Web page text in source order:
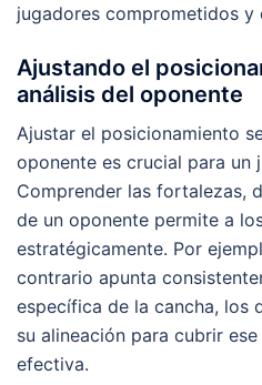
jugadores comprometidos y
Ajustando el
análisis del oponente
Ajustar el posicionamiento
oponente es crucial para un
Comprender las fortalezas,
de un oponente permite a
estratégicamente. Por
contrario apunta
específica de la cancha, los
su alineación para cubrir
efectiva.